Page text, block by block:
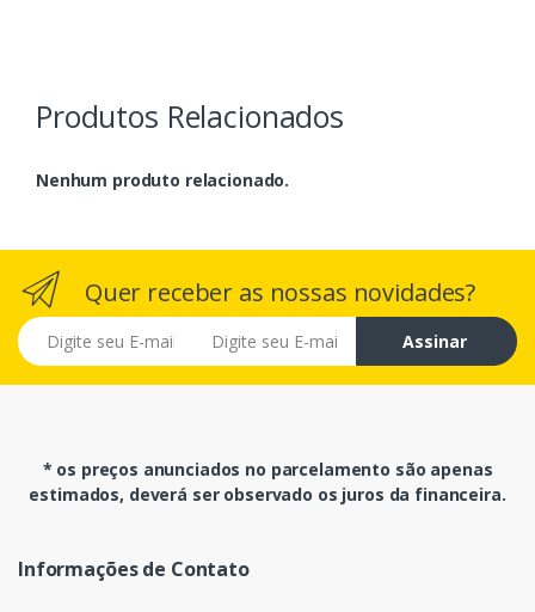
Produtos Relacionados
Nenhum produto relacionado.
Quer receber as nossas novidades?
E-mail
Assinar
* os preços anunciados no parcelamento são apenas
estimados, deverá ser observado os juros da financeira.
Informações de Contato